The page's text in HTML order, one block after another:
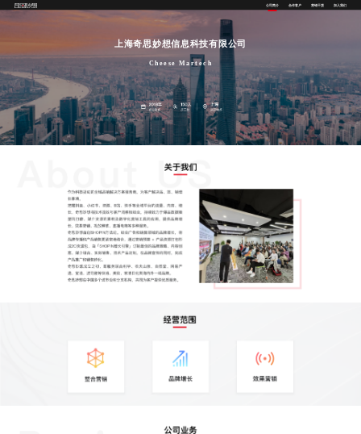
公司简介 合作客户 营销干货 加入我们
上海奇思妙想信息科技有限公司
Cheese Martech